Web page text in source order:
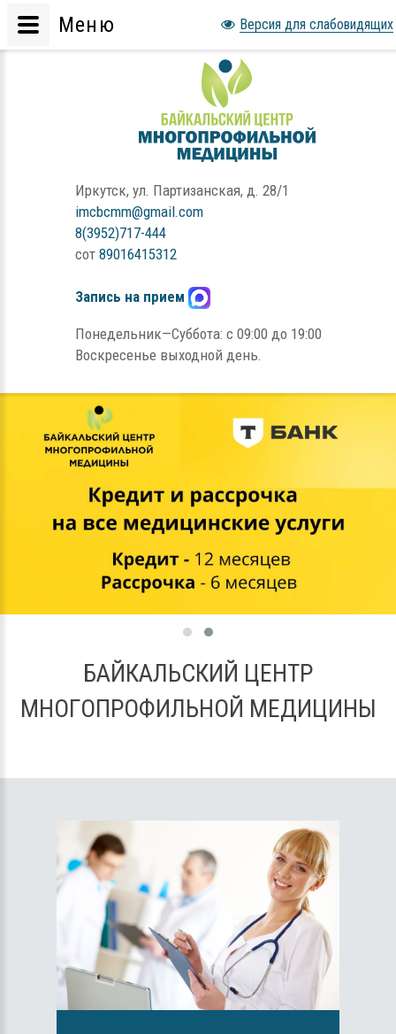
Иркутск, ул. Партизанская, д. 28/1
imcbcmm@gmail.com
8(3952)717-444
сот 89016415312
Запись на прием
Понедельник—Суббота: с 09:00 до 19:00
Воскресенье выходной день.
БАЙКАЛЬСКИЙ ЦЕНТР
МНОГОПРОФИЛЬНОЙ МЕДИЦИНЫ
Версия для слабовидящих
Меню